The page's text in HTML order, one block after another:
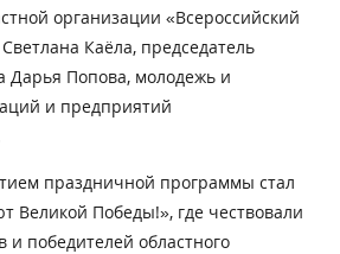
организации «Всероссийский
Каёла, председатель
Дарья Попова, молодежь и
и предприятий
праздничной программы стал
Великой Победы!», где чествовали
победителей областного